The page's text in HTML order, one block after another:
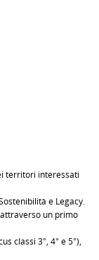
territori interessati
e Legacy.
un primo
classi 3°, 4° e 5°),